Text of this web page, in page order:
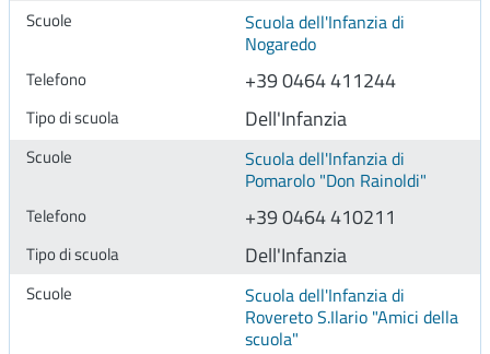
Scuola dell'Infanzia di
Nogaredo
+39 0464 411244
Dell'Infanzia
Scuola dell'Infanzia di
Pomarolo "Don Rainoldi"
+39 0464 410211
Dell'Infanzia
Scuola dell'Infanzia di
Rovereto S.Ilario "Amici della
scuola"